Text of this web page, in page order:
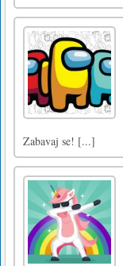
Zabavaj se! [...]